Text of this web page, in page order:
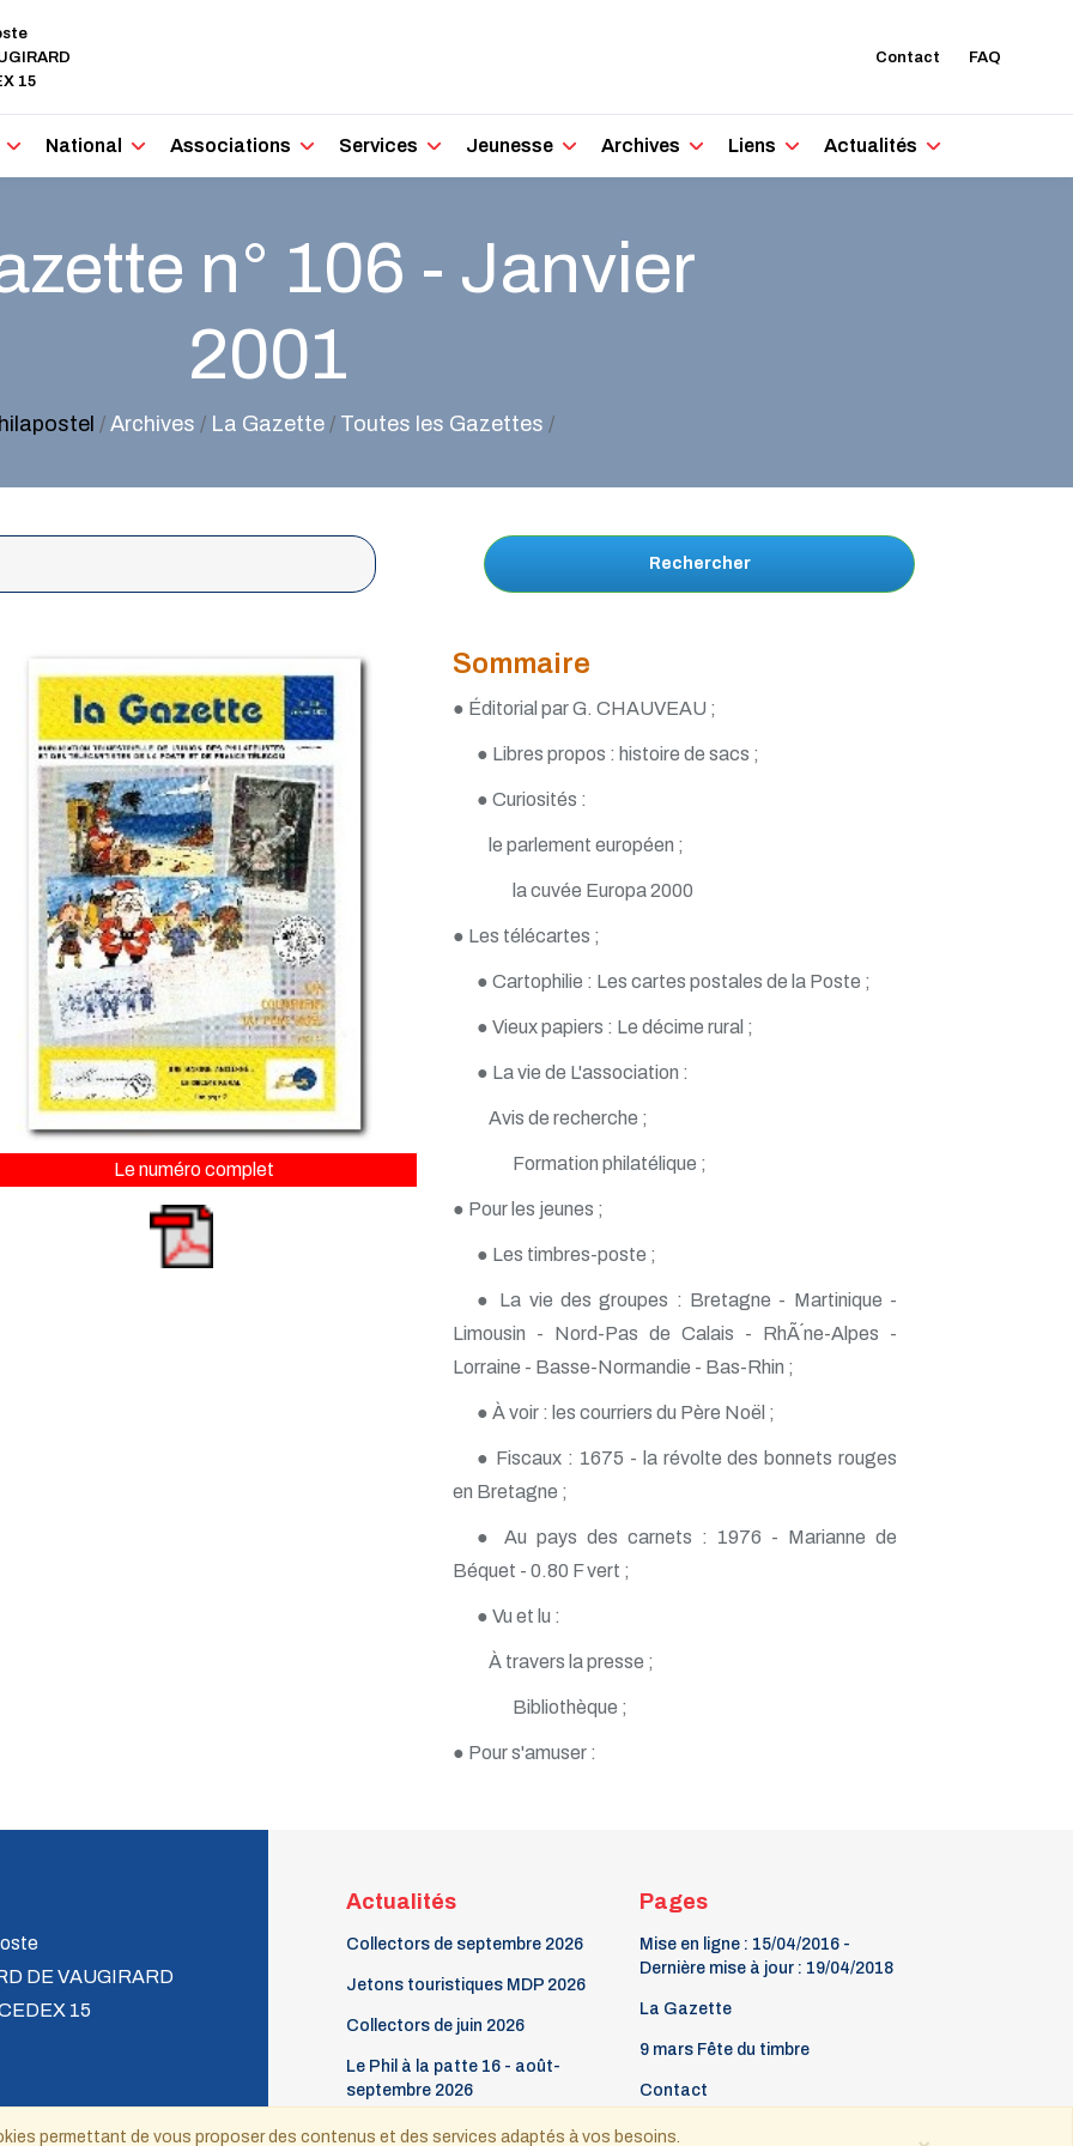
15
Contact FAQ
National Associations Services Jeunesse Archives Liens Actualités
n° 106 - Janvier
2001
/ Archives / La Gazette / Toutes les Gazettes /
Rechercher
Le numéro complet
Sommaire
● Éditorial par G. CHAUVEAU ;
● Libres propos : histoire de sacs ;
● Curiosités :
le parlement européen ;
la cuvée Europa 2000
● Les télécartes ;
● Cartophilie : Les cartes postales de la Poste ;
● Vieux papiers : Le décime rural ;
● La vie de L'association :
Avis de recherche ;
Formation philatélique ;
● Pour les jeunes ;
● Les timbres-poste ;
● La vie des groupes : Bretagne - Martinique -
Limousin - Nord-Pas de Calais - RhÃ´ne-Alpes -
Lorraine - Basse-Normandie - Bas-Rhin ;
● À voir : les courriers du Père Noël ;
● Fiscaux : 1675 - la révolte des bonnets rouges
en Bretagne ;
● Au pays des carnets : 1976 - Marianne de
Béquet - 0.80 F vert ;
● Vu et lu :
À travers la presse ;
Bibliothèque ;
● Pour s'amuser :
DE VAUGIRARD
15
Actualités
Collectors de septembre 2026
Jetons touristiques MDP 2026
Collectors de juin 2026
Le Phil à la patte 16 - août-
septembre 2026
Pages
Mise en ligne : 15/04/2016 -
Dernière mise à jour : 19/04/2018
La Gazette
9 mars Fête du timbre
Contact
permettant de vous proposer des contenus et des services adaptés à vos besoins.